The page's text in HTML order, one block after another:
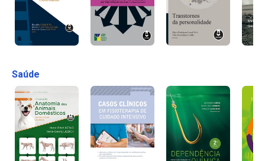
Saúde